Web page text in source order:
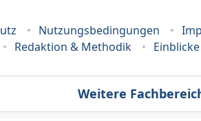
Nutzungsbedingungen
Redaktion & Methodik
Einblicke
Weitere